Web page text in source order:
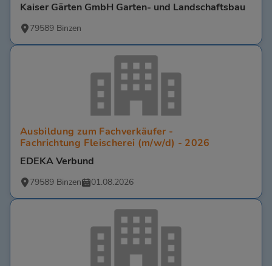
Kaiser Gärten GmbH Garten- und Landschaftsbau
79589 Binzen
Ausbildung zum Fachverkäufer -
Fachrichtung Fleischerei (m/w/d) - 2026
EDEKA Verbund
79589 Binzen 01.08.2026